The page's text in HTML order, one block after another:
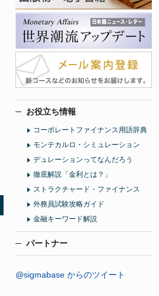
お役立ち情報
コーポレートファイナンス用語辞典
モンテカルロ・シミュレーション
デュレーションってなんだろう
徹底解説「金利とは？」
ストラクチャード・ファイナンス
外務員試験攻略ガイド
金融キーワード解説
パートナー
@sigmabase からのツイート